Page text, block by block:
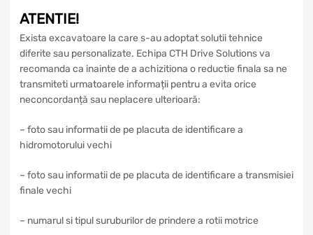
ATENTIE!
Exista excavatoare la care s-au adoptat solutii tehnice
diferite sau personalizate. Echipa CTH Drive Solutions va
recomanda ca inainte de a achizitiona o reductie finala sa ne
transmiteti urmatoarele informații pentru a evita orice
neconcordanță sau neplacere ulterioară:
– foto sau informatii de pe placuta de identificare a
hidromotorului vechi
– foto sau informatii de pe placuta de identificare a transmisiei
finale vechi
– numarul si tipul suruburilor de prindere a rotii motrice